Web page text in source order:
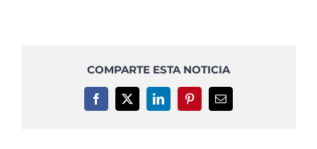
COMPARTE ESTA NOTICIA
Facebook
X LinkedInPinterestCorreo